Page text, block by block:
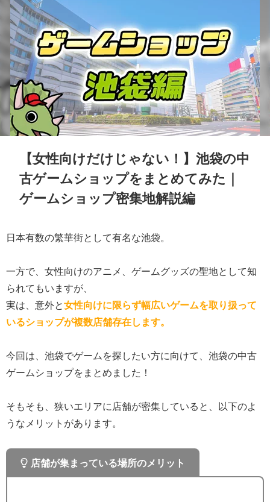
【女性向けだけじゃない！】池袋の中
古ゲームショップをまとめてみた｜
ゲームショップ密集地解説編
日本有数の繁華街として有名な池袋。
一方で、女性向けのアニメ、ゲームグッズの聖地として知
られてもいますが、
実は、意外と女性向けに限らず幅広いゲームを取り扱って
いるショップが複数店舗存在します。
今回は、池袋でゲームを探したい方に向けて、池袋の中古
ゲームショップをまとめました！
そもそも、狭いエリアに店舗が密集していると、以下のよ
うなメリットがあります。
店舗が集まっている場所のメリット